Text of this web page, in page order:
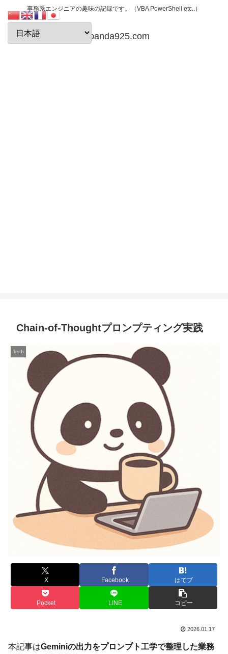
事務系エンジニアの趣味の記録です。（VBA PowerShell etc..）
papanda925.com
Chain-of-Thoughtプロンプティング実践
Tech
X Facebook はてブ
Pocket LINE コピー
2026.01.17
本記事はGeminiの出力をプロンプト工学で整理した業務